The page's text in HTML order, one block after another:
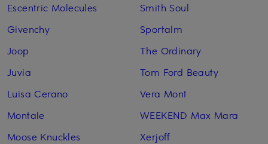
Escentric Molecules
Givenchy
Joop
Juvia
Luisa Cerano
Montale
Moose Knuckles
Smith Soul
Sportalm
The Ordinary
Tom Ford Beauty
Vera Mont
WEEKEND Max Mara
Xerjoff